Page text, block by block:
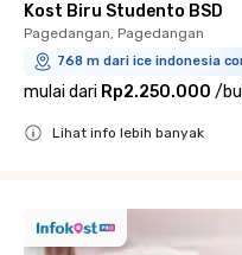
Kost Biru Studento BSD
Pagedangan, Pagedangan
768 m dari ice indonesia
mulai dari Rp2.250.000 /
Lihat info lebih banyak